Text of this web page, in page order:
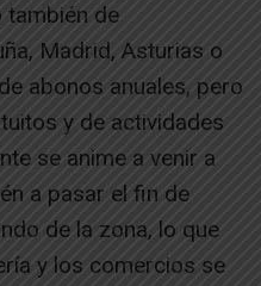
también de
Madrid, Asturias o
abonos anuales, pero
y de actividades
se anime a venir a
a pasar el fin de
de la zona, lo que
y los comercios se